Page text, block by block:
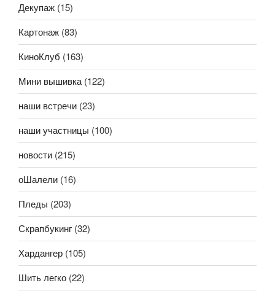
Декупаж (15)
Картонаж (83)
КиноКлуб (163)
Мини вышивка (122)
наши встречи (23)
наши участницы (100)
новости (215)
оШалели (16)
Пледы (203)
Скрапбукинг (32)
Хардангер (105)
Шить легко (22)